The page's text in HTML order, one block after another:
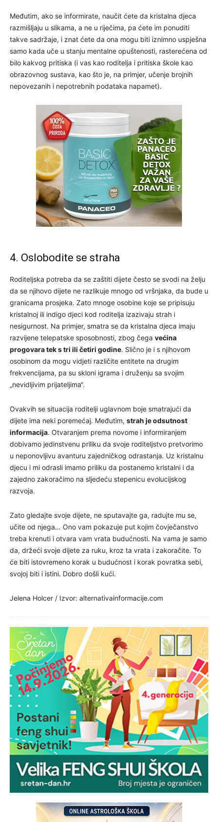
Međutim, ako se informirate, naučit ćete da kristalna djeca
razmišljaju u slikama, a ne u riječima, pa ćete im ponuditi
takve sadržaje, i znat ćete da ona mogu biti iznimno uspješna
samo kada uče u stanju mentalne opuštenosti, rasterećena od
bilo kakvog pritiska (i vas kao roditelja i pritiska škole kao
obrazovnog sustava, kao što je, na primjer, učenje brojnih
nepovezanih i nepotrebnih podataka napamet).
4. Oslobodite se straha
Roditeljska potreba da se zaštiti dijete često se svodi na želju
da se njihovo dijete ne razlikuje mnogo od vršnjaka, da bude u
granicama prosjeka. Zato mnoge osobine koje se pripisuju
kristalnoj ili indigo djeci kod roditelja izazivaju strah i
nesigurnost. Na primjer, smatra se da kristalna djeca imaju
razvijene telepatske sposobnosti, zbog čega većina
progovara tek s tri ili četiri godine. Slično je i s njihovom
osobinom da mogu vidjeti različite entitete na drugim
frekvencijama, pa su skloni igrama i druženju sa svojim
„nevidljivim prijateljima“.
Ovakvih se situacija roditelji uglavnom boje smatrajući da
dijete ima neki poremećaj. Međutim, strah je odsutnost
informacija. Otvaranjem prema novome i informiranjem
dobivamo jedinstvenu priliku da svoje roditeljstvo pretvorimo
u neponovljivu avanturu zajedničkog odrastanja. Uz kristalnu
djecu i mi odrasli imamo priliku da postanemo kristalni i da
zajedno zakoračimo na sljedeću stepenicu evolucijskog
razvoja.
Zato gledajte svoje dijete, ne sputavajte ga, radujte mu se,
učite od njega… Ono vam pokazuje put kojim čovječanstvo
treba krenuti i otvara vam vrata budućnosti. Na vama je samo
da, držeći svoje dijete za ruku, kroz ta vrata i zakoračite. To
će biti istovremeno korak u budućnost i korak povratka sebi,
svojoj biti i istini. Dobro došli kući.
Jelena Holcer / Izvor: alternativainformacije.com